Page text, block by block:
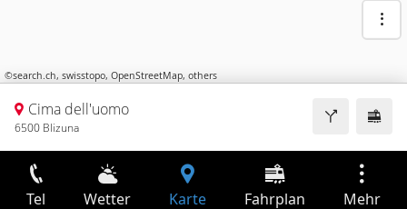
©search.ch, swisstopo, OpenStreetMap, others
Cima dell'uomo
6500 Blizuna
Tel Wetter Karte Fahrplan Mehr